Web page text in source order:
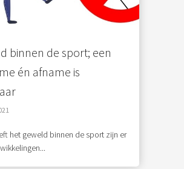
binnen de sport; een
én afname is
het geweld binnen de sport zijn er